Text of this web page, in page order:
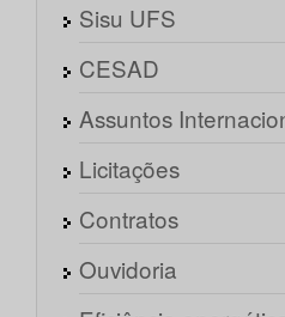
Sisu UFS
CESAD
Assuntos
Licitações
Contratos
Ouvidoria